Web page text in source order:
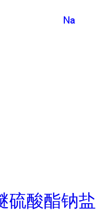
硫酸酯钠盐